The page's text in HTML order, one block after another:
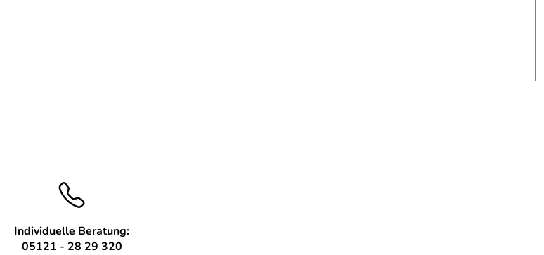
Individuelle Beratung:
05121 - 28 29 320